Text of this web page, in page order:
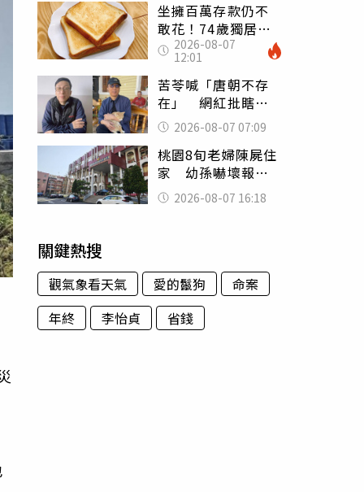
坐擁百萬存款仍不
敢花！74歲獨居翁
「1餐只吃1片吐
司」 半年後暴瘦
嚇壞女兒
2026-08-07
12:01
苦苓喊「唐朝不存
在」 網紅批瞎編
歷史：李白、杜甫
用鮮卑文寫詩？
2026-08-07 07:09
桃園8旬老婦陳屍住
家 幼孫嚇壞報警
「公公殺了婆婆」
2026-08-07 16:18
關鍵熱搜
觀氣象看天氣 愛的鬣狗
命案
年終
李怡貞 省錢